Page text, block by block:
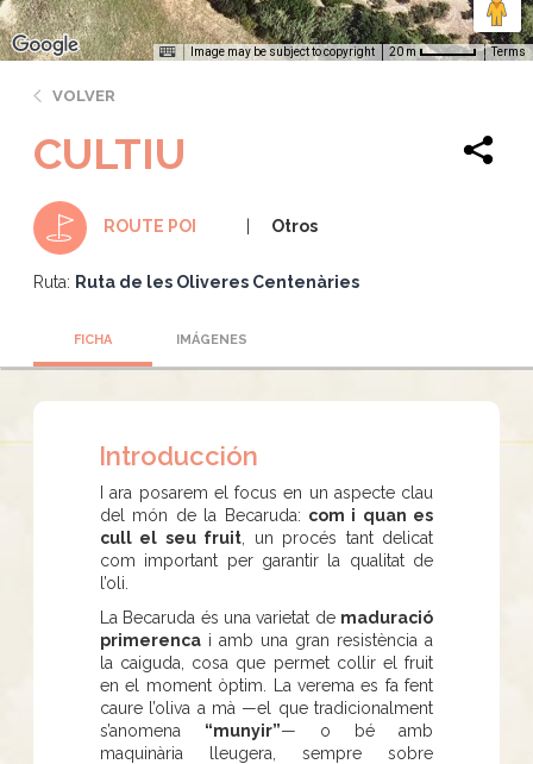
Image may be subject to copyright 20 m Terms
VOLVER
CULTIU
ROUTE POI Otros
Ruta: Ruta de les Oliveres Centenàries
FICHA IMÁGENES
Introducción
I ara posarem el focus en un aspecte clau
del món de la Becaruda: com i quan es
cull el seu fruit , un procés tant delicat
com important per garantir la qualitat de
l’oli.
La Becaruda és una varietat de maduració
primerenca i amb una gran resistència a
la caiguda, cosa que permet collir el fruit
en el moment òptim. La verema es fa fent
caure l’oliva a mà —el que tradicionalment
s’anomena “munyir”— o bé amb
maquinària lleugera, sempre sobre